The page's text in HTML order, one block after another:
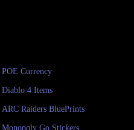
POE Currency
Diablo 4 Items
ARC Raiders BluePrints
Monopoly Go Stickers